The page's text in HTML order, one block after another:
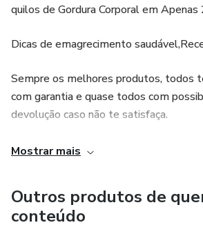
quilos de Gordura Corporal em Apenas
Dicas de emagrecimento
Sempre os melhores produtos, todos
com garantia e quase todos com
devolução caso não te satisfaça.
Pode confiar, Giselle Druzian
Mostrar mais
Outros produtos de
conteúdo